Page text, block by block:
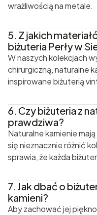
wrażliwością na metale.
5. Z jakich
biżuteria Perły w
W naszych kolekcjach
chirurgiczną, naturalne
inspirowane biżuterią
6. Czy biżuteria z
prawdziwa?
Naturalne kamienie
się nieznacznie różnić
sprawia, że każda
7. Jak dbać o
kamieni?
Aby zachować jej